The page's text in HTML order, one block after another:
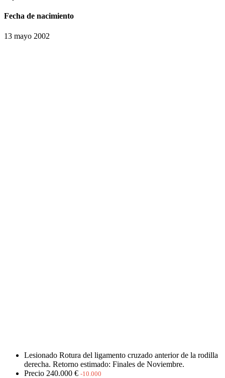
Fecha de nacimiento
13 mayo 2002
Lesionado Rotura del ligamento cruzado anterior de la rodilla
derecha. Retorno estimado: Finales de Noviembre.
Precio 240.000 € -10.000